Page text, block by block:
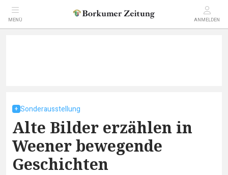
MENÜ ANMELDEN
Sonderausstellung
Alte Bilder erzählen in
Weener bewegende
Geschichten